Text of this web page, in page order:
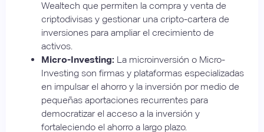
Wealtech que permiten la compra y venta de
criptodivisas y gestionar una cripto-cartera de
inversiones para ampliar el crecimiento de
activos.
Micro-Investing: La microinversión o Micro-
Investing son firmas y plataformas especializadas
en impulsar el ahorro y la inversión por medio de
pequeñas aportaciones recurrentes para
democratizar el acceso a la inversión y
fortaleciendo el ahorro a largo plazo.